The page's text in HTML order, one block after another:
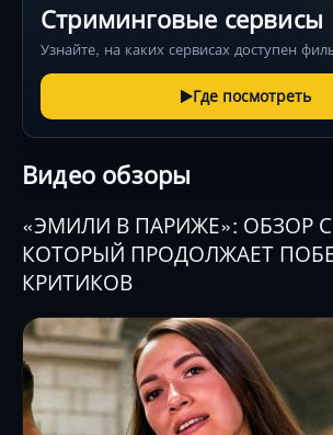
Стриминговые сервисы
Узнайте, на каких сервисах доступен
Где посмотреть
Видео обзоры
«ЭМИЛИ В ПАРИЖЕ»: ОБЗОР
КОТОРЫЙ ПРОДОЛЖАЕТ
КРИТИКОВ